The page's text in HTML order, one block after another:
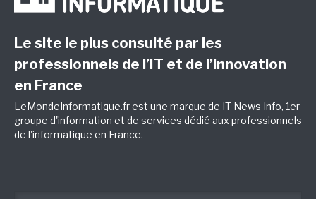
Le site le plus consulté par les
professionnels de l’IT et de l’innovation
en France
LeMondeInformatique.fr est une marque de IT News Info, 1er
groupe d'information et de services dédié aux professionnels
de l'informatique en France.